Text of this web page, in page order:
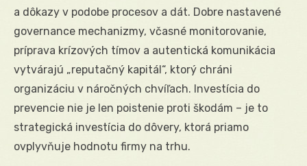
a dôkazy v podobe procesov a dát. Dobre nastavené
governance mechanizmy, včasné monitorovanie,
príprava krízových tímov a autentická komunikácia
vytvárajú „reputačný kapitál“, ktorý chráni
organizáciu v náročných chvíľach. Investícia do
prevencie nie je len poistenie proti škodám – je to
strategická investícia do dôvery, ktorá priamo
ovplyvňuje hodnotu firmy na trhu.